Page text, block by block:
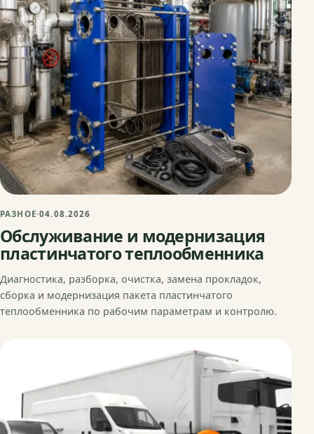
РАЗНОЕ·04.08.2026
Обслуживание и модернизация
пластинчатого теплообменника
Диагностика, разборка, очистка, замена прокладок,
сборка и модернизация пакета пластинчатого
теплообменника по рабочим параметрам и контролю.